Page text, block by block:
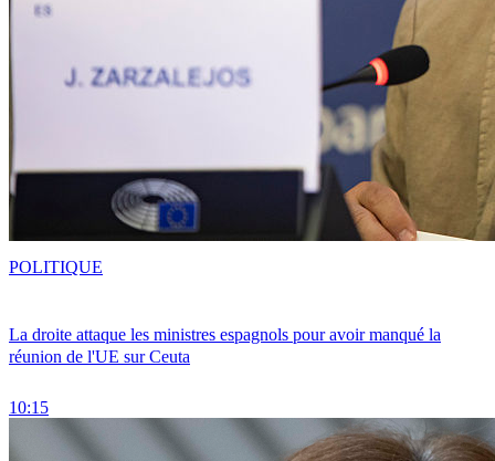
La droite attaque les ministres espagnols pour avoir manqué la
réunion de l'UE sur Ceuta
10:15
POLITIQUE